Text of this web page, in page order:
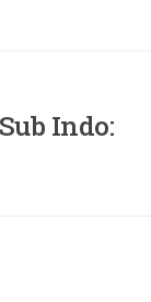
Indo: